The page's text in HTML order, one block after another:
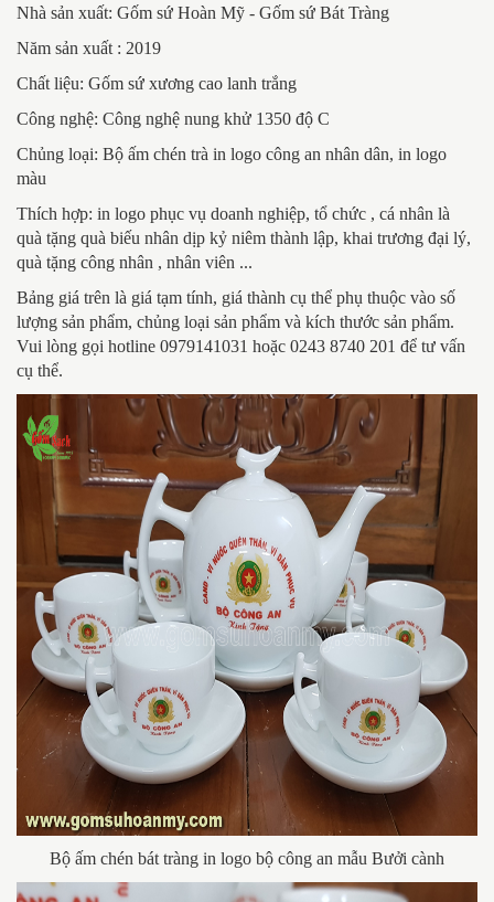
Nhà sản xuất: Gốm sứ Hoàn Mỹ - Gốm sứ Bát Tràng
Năm sản xuất : 2019
Chất liệu: Gốm sứ xương cao lanh trắng
Công nghệ: Công nghệ nung khử 1350 độ C
Chủng loại: Bộ ấm chén trà in logo công an nhân dân, in logo
màu
Thích hợp: in logo phục vụ doanh nghiệp, tổ chức , cá nhân là
quà tặng quà biếu nhân dịp kỷ niêm thành lập, khai trương đại lý,
quà tặng công nhân , nhân viên ...
Bảng giá trên là giá tạm tính, giá thành cụ thể phụ thuộc vào số
lượng sản phẩm, chủng loại sản phẩm và kích thước sản phẩm.
Vui lòng gọi hotline 0979141031 hoặc 0243 8740 201 để tư vấn
cụ thể.
Bộ ấm chén bát tràng in logo bộ công an mẫu Bưởi cành